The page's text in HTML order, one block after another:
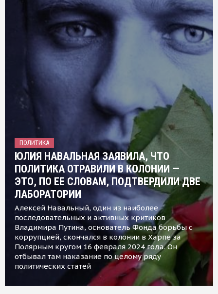
ПОЛИТИКА
ЮЛИЯ НАВАЛЬНАЯ ЗАЯВИЛА, ЧТО
ПОЛИТИКА ОТРАВИЛИ В КОЛОНИИ —
ЭТО, ПО ЕЕ СЛОВАМ, ПОДТВЕРДИЛИ ДВЕ
ЛАБОРАТОРИИ
Алексей Навальный, один из наиболее
последовательных и активных критиков
Владимира Путина, основатель Фонда борьбы с
коррупцией, скончался в колонии в Харпе за
Полярным кругом 16 февраля 2024 года. Он
отбывал там наказание по целому ряду
политических статей